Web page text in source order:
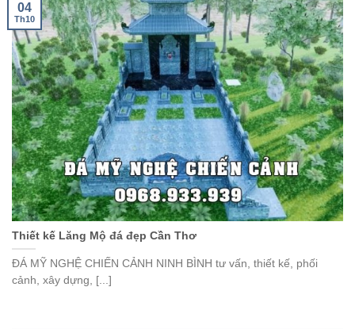
Thiết kế Lăng Mộ đá đẹp Cần Thơ
ĐÁ MỸ NGHỆ CHIẾN CẢNH NINH BÌNH tư vấn, thiết kế, phối
cảnh, xây dựng, [...]
04
Th10